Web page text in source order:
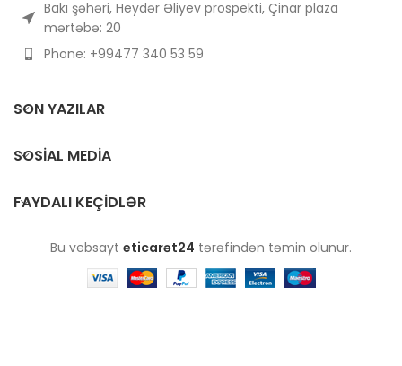
Bakı şəhəri, Heydər Əliyev prospekti, Çinar plaza
mərtəbə: 20
Phone: +99477 340 53 59
SON YAZILAR
SOSIAL MEDIA
FAYDALI KEÇIDLƏR
Bu vebsayt eticarət24 tərəfindən təmin olunur.